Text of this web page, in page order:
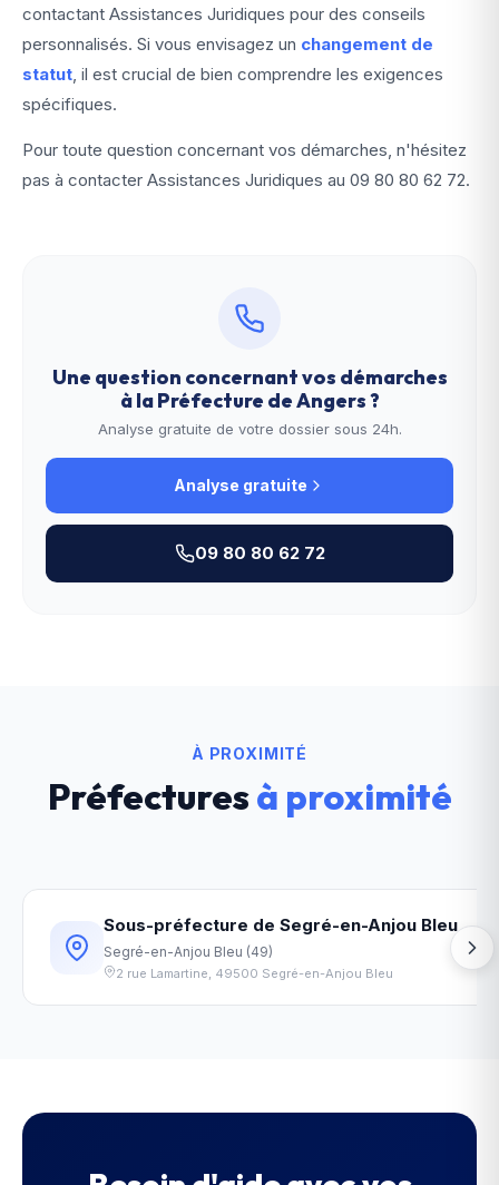
contactant Assistances Juridiques pour des conseils
personnalisés. Si vous envisagez un changement de
statut, il est crucial de bien comprendre les exigences
spécifiques.
Pour toute question concernant vos démarches, n'hésitez
pas à contacter Assistances Juridiques au 09 80 80 62 72.
Une question concernant vos démarches
à laPréfecture de Angers?
Analyse gratuite de votre dossier sous 24h.
Analyse gratuite
09 80 80 62 72
À PROXIMITÉ
Préfecturesà proximité
Sous-préfecture de Segré-en-Anjou Bleu
Segré-en-Anjou Bleu (49)
2 rue Lamartine, 49500 Segré-en-Anjou Bleu
34